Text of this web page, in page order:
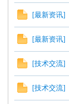
[最新资讯]
[最新资讯]
[技术交流]
[技术交流]